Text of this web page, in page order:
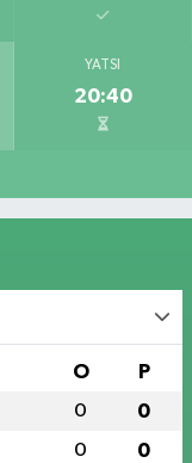
YATSI
20:40
O P
0 0
0 0